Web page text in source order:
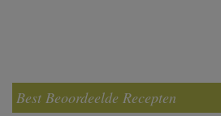
Best Beoordeelde Recepten